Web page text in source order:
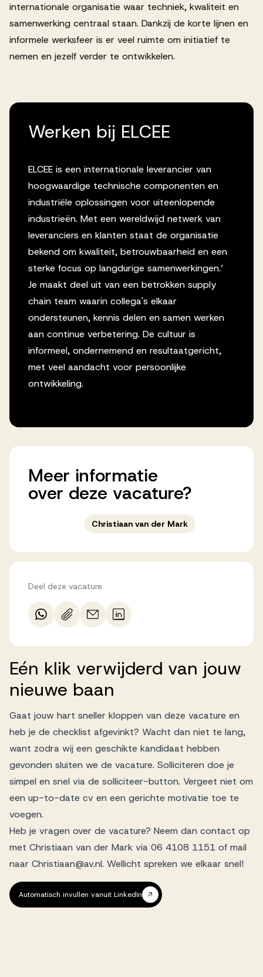
internationale organisatie waar techniek, kwaliteit en
samenwerking centraal staan. Dankzij de korte lijnen en
informele werksfeer is er veel ruimte om initiatief te
nemen en jezelf verder te ontwikkelen.
Werken bij ELCEE
ELCEE is een internationale leverancier van
hoogwaardige technische componenten en
industriële oplossingen voor uiteenlopende
industrieën. Met een wereldwijd netwerk van
leveranciers en klanten staat de organisatie
bekend om kwaliteit, betrouwbaarheid en een
sterke focus op langdurige samenwerkingen.’
Je maakt deel uit van een betrokken supply
chain team waarin collega's elkaar
ondersteunen, kennis delen en samen werken
aan continue verbetering. De cultuur is
informeel, ondernemend en resultaatgericht,
met veel aandacht voor persoonlijke
ontwikkeling.
Meer informatie
over deze vacature?
Christiaan van der Mark
Deel deze vacature
Eén klik verwijderd van jouw
nieuwe baan
Gaat jouw hart sneller kloppen van deze vacature en
heb je de checklist afgevinkt? Wacht dan niet te lang,
want zodra wij een geschikte kandidaat hebben
gevonden sluiten we de vacature. Solliciteren doe je
simpel en snel via de solliciteer-button. Vergeet niet om
een up-to-date cv en een gerichte motivatie toe te
voegen.
Heb je vragen over de vacature? Neem dan contact op
met Christiaan van der Mark via 06 4108 1151 of mail
naar Christiaan@av.nl. Wellicht spreken we elkaar snel!
Automatisch invullen vanuit LinkedIn